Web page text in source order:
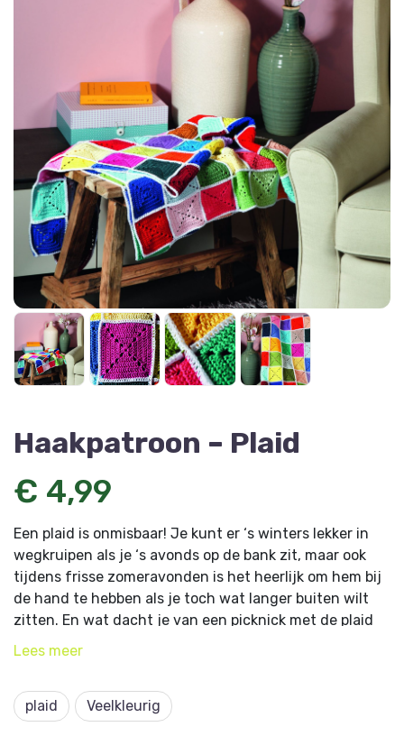
Haakpatroon – Plaid
€ 4,99
Een plaid is onmisbaar! Je kunt er ‘s winters lekker in
wegkruipen als je ‘s avonds op de bank zit, maar ook
tijdens frisse zomeravonden is het heerlijk om hem bij
de hand te hebben als je toch wat langer buiten wilt
zitten. En wat dacht je van een picknick met de plaid
op het gras?
Lees meer
plaid Veelkleurig